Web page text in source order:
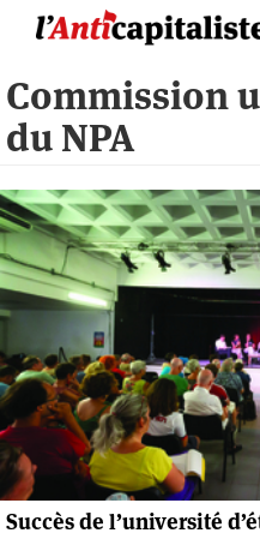
principal
Commission
du NPA
Succès de l’université